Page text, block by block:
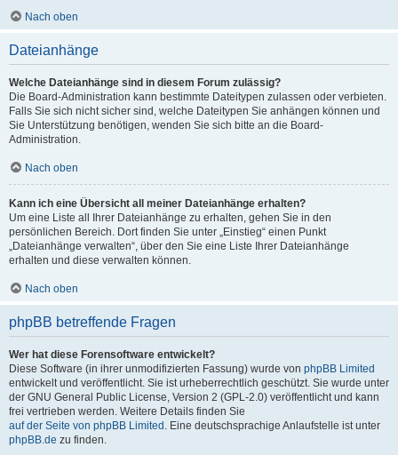
Nach oben
Dateianhänge
Welche Dateianhänge sind in diesem Forum zulässig?
Die Board-Administration kann bestimmte Dateitypen zulassen oder verbieten.
Falls Sie sich nicht sicher sind, welche Dateitypen Sie anhängen können und
Sie Unterstützung benötigen, wenden Sie sich bitte an die Board-
Administration.
Nach oben
Kann ich eine Übersicht all meiner Dateianhänge erhalten?
Um eine Liste all Ihrer Dateianhänge zu erhalten, gehen Sie in den
persönlichen Bereich. Dort finden Sie unter „Einstieg“ einen Punkt
„Dateianhänge verwalten“, über den Sie eine Liste Ihrer Dateianhänge
erhalten und diese verwalten können.
Nach oben
phpBB betreffende Fragen
Wer hat diese Forensoftware entwickelt?
Diese Software (in ihrer unmodifizierten Fassung) wurde von phpBB Limited
entwickelt und veröffentlicht. Sie ist urheberrechtlich geschützt. Sie wurde unter
der GNU General Public License, Version 2 (GPL-2.0) veröffentlicht und kann
frei vertrieben werden. Weitere Details finden Sie
auf der Seite von phpBB Limited . Eine deutschsprachige Anlaufstelle ist unter
phpBB.de zu finden.